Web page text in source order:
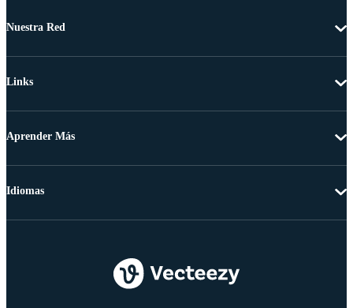
Nuestra Red
Links
Aprender Más
Idiomas